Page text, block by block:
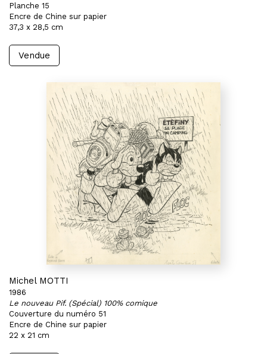
Planche 15
Encre de Chine sur papier
37,3 x 28,5 cm
Vendue
Michel MOTTI
1986
Le nouveau Pif. (Spécial) 100% comique
Couverture du numéro 51
Encre de Chine sur papier
22 x 21 cm